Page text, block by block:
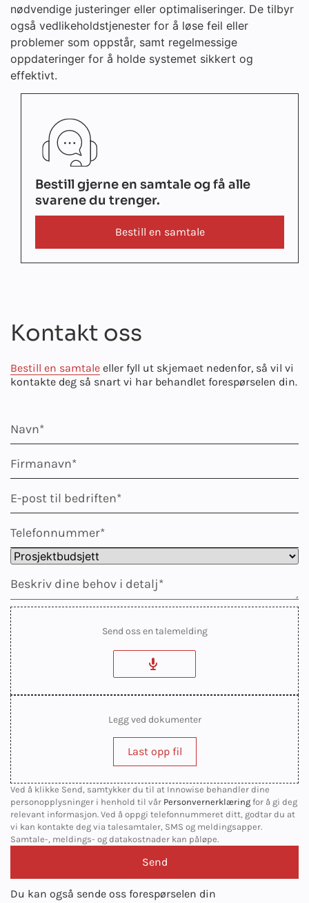
nødvendige justeringer eller optimaliseringer. De tilbyr
også vedlikeholdstjenester for å løse feil eller
problemer som oppstår, samt regelmessige
oppdateringer for å holde systemet sikkert og
effektivt.
Bestill gjerne en samtale og få alle
svarene du trenger.
Bestill en samtale
Kontakt oss
Bestill en samtale eller fyll ut skjemaet nedenfor, så vil vi
kontakte deg så snart vi har behandlet forespørselen din.
Send oss en talemelding
Legg ved dokumenter
Last opp fil
Ved å klikke Send, samtykker du til at Innowise behandler dine
personopplysninger i henhold til vår Personvernerklæring for å gi deg
relevant informasjon. Ved å oppgi telefonnummeret ditt, godtar du at
vi kan kontakte deg via talesamtaler, SMS og meldingsapper.
Samtale-, meldings- og datakostnader kan påløpe.
Du kan også sende oss forespørselen din